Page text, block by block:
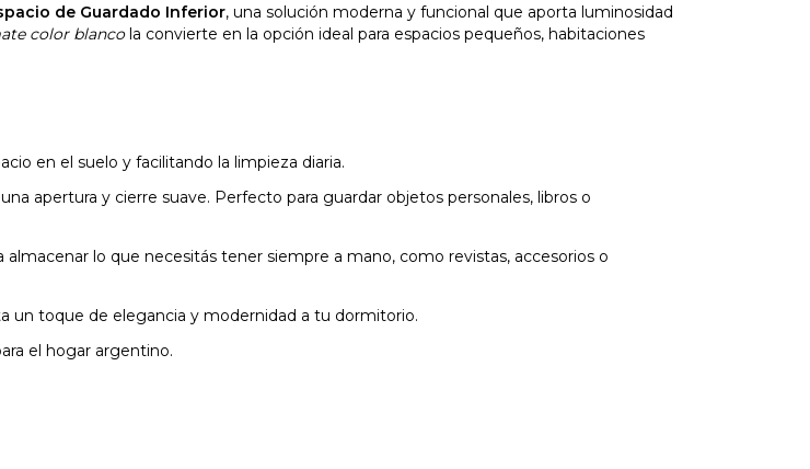
de Guardado Inferior, una solución moderna y funcional que aporta luminosidad
color blancola convierte en la opción ideal para espacios pequeños, habitaciones
en el suelo y facilitando la limpieza diaria.
apertura y cierre suave. Perfecto para guardar objetos personales, libros o
almacenar lo que necesitás tener siempre a mano, como revistas, accesorios o
un toque de elegancia y modernidad a tu dormitorio.
el hogar argentino.